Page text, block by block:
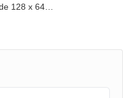
128 x 64